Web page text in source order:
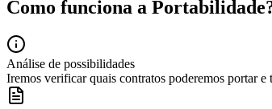
Como funciona a Portabilidade
Análise de possibilidades
Iremos verificar quais contratos poderemos portar